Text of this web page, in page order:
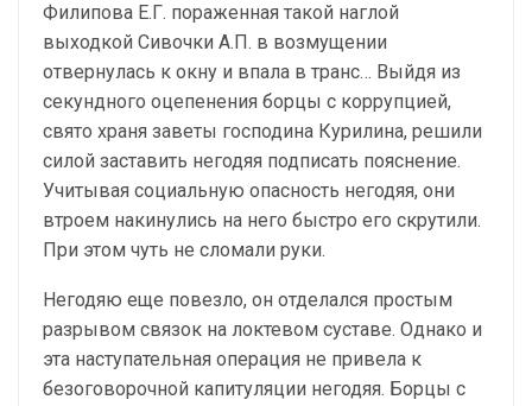
Филипова Е.Г. пораженная такой наглой
выходкой Сивочки А.П. в возмущении
отвернулась к окну и впала в транс… Выйдя из
секундного оцепенения борцы с коррупцией,
свято храня заветы господина Курилина, решили
силой заставить негодяя подписать пояснение.
Учитывая социальную опасность негодяя, они
втроем накинулись на него быстро его скрутили.
При этом чуть не сломали руки.
Негодяю еще повезло, он отделался простым
разрывом связок на локтевом суставе. Однако и
эта наступательная операция не привела к
безоговорочной капитуляции негодяя. Борцы с